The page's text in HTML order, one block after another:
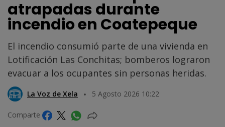
atrapadas durante
incendio en Coatepeque
El incendio consumió parte de una vivienda en
Lotificación Las Conchitas; bomberos lograron
evacuar a los ocupantes sin personas heridas.
La Voz de Xela 5 Agosto 2026 10:22
Comparte